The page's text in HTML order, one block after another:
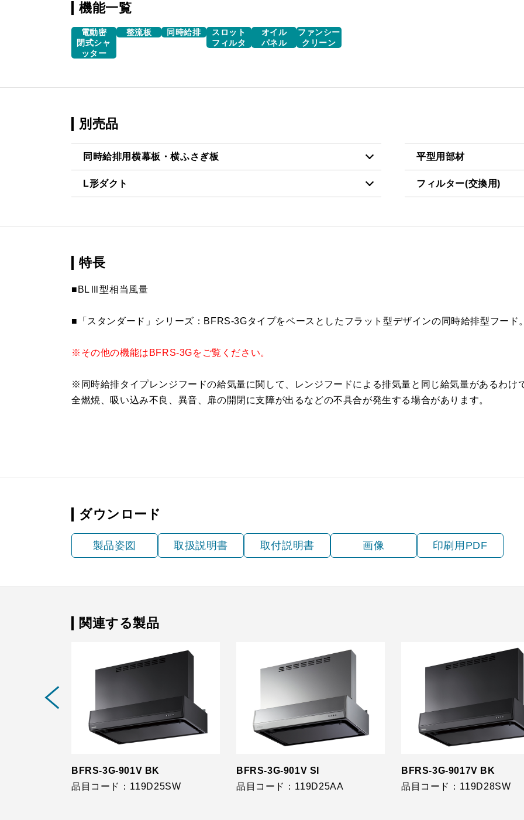
機能一覧
電動密
閉式シャ
ッター
整流板 同時給排
スロット
フィルタ
オイル
パネル
ファンシー
クリーン
別売品
同時給排用横幕板・横ふさぎ板
L形ダクト
平型用部材
CH-BFE-5090 W
フィルター(交換用)
特長
■BLⅢ型相当風量
■「スタンダード」シリーズ：BFRS-3Gタイプをベースとしたフラット型デザインの同時給排型フード。
※その他の機能はBFRS-3Gをご覧ください。
※同時給排タイプレンジフードの給気量に関して、レンジフードによる排気量と同じ給気量があるわけ
全燃焼、吸い込み不良、異音、扉の開閉に支障が出るなどの不具合が発生する場合があります。
ダウンロード
製品姿図 取扱説明書 取付説明書 画像 印刷用PDF
関連する製品
BFRS-3G-901V BK
品目コード：119D25SW
BFRS-3G-901V SI
品目コード：119D25AA
BFRS-3G-9017V BK
品目コード：119D28SW